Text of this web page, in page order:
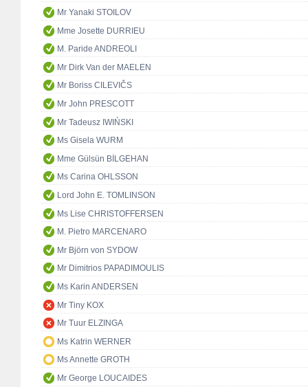
Mr Yanaki STOILOV
Mme Josette DURRIEU
M. Paride ANDREOLI
Mr Dirk Van der MAELEN
Mr Boriss CILEVIČS
Mr John PRESCOTT
Mr Tadeusz IWIŃSKI
Ms Gisela WURM
Mme Gülsün BİLGEHAN
Ms Carina OHLSSON
Lord John E. TOMLINSON
Ms Lise CHRISTOFFERSEN
M. Pietro MARCENARO
Mr Björn von SYDOW
Mr Dimitrios PAPADIMOULIS
Ms Karin ANDERSEN
Mr Tiny KOX
Mr Tuur ELZINGA
Ms Katrin WERNER
Ms Annette GROTH
Mr George LOUCAIDES